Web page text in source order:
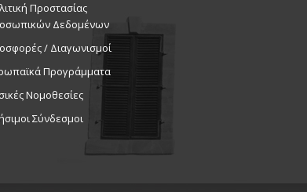
Προστασίας
Δεδομένων
/ Διαγωνισμοί
Προγράμματα
Νομοθεσίες
Σύνδεσμοι